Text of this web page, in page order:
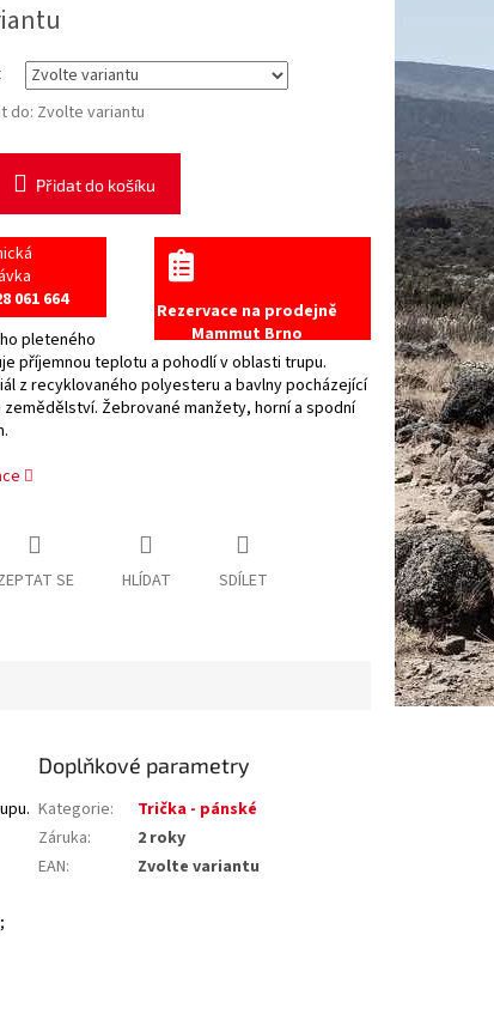
do: Zvolte variantu
Přidat do košíku
Rezervace na prodejně
Mammut Brno
061 664
pleteného
příjemnou teplotu a pohodlí v oblasti trupu.
z recyklovaného polyesteru a bavlny pocházející
Žebrované manžety, horní a spodní
SE HLÍDAT SDÍLET
Doplňkové parametry
Kategorie:
Trička - pánské
Záruka:
2 roky
EAN: Zvolte variantu